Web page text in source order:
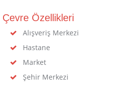
Çevre Özellikleri
Alışveriş Merkezi
Hastane
Market
Şehir Merkezi